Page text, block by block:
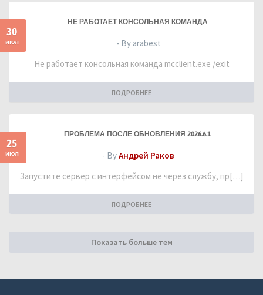
30
июл
НЕ РАБОТАЕТ КОНСОЛЬНАЯ КОМАНДА
- By arabest
Не работает консольная команда mcclient.exe /exit
ПОДРОБНЕЕ
25
июл
ПРОБЛЕМА ПОСЛЕ ОБНОВЛЕНИЯ 2026.6.1
- ByАндрей Раков
Запустите сервер с интерфейсом не через службу, пр[…]
ПОДРОБНЕЕ
Показать больше тем